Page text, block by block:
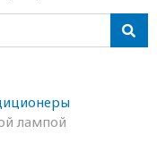
лампой